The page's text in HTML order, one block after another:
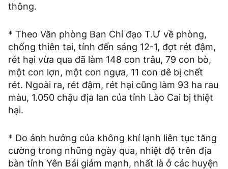
thông.
* Theo Văn phòng Ban Chỉ đạo T.Ư về phòng,
chống thiên tai, tính đến sáng 12-1, đợt rét đậm,
rét hại vừa qua đã làm 148 con trâu, 79 con bò,
một con lợn, một con ngựa, 11 con dê bị chết
rét. Ngoài ra, rét đậm, rét hại cũng làm 93 ha rau
màu, 1.050 chậu địa lan của tỉnh Lào Cai bị thiệt
hại.
* Do ảnh hưởng của không khí lạnh liên tục tăng
cường trong những ngày qua, nhiệt độ trên địa
bàn tỉnh Yên Bái giảm mạnh, nhất là ở các huyện